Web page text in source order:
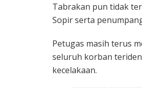
Tabrakan pun tidak
Sopir serta
Petugas masih terus
seluruh korban
kecelakaan.